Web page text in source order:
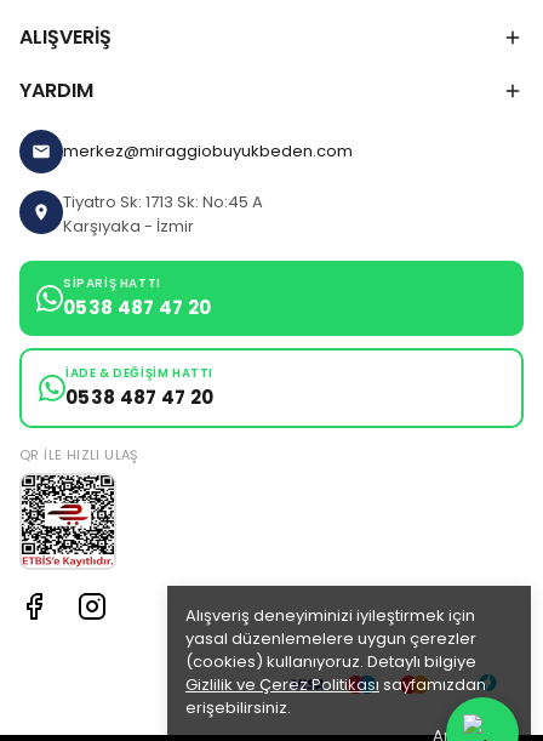
Alışveriş deneyiminizi iyileştirmek için
yasal düzenlemelere uygun çerezler
(cookies) kullanıyoruz. Detaylı bilgiye
Gizlilik ve Çerez Politikası sayfamızdan
erişebilirsiniz.
Anladım
ALIŞVERİŞ
YARDIM
merkez@miraggiobuyukbeden.com
Tiyatro Sk: 1713 Sk: No:45 A
Karşıyaka - İzmir
SIPARIŞ HATTI
0538 487 47 20
İADE & DEĞIŞIM HATTI
0538 487 47 20
QR ILE HIZLI ULAŞ